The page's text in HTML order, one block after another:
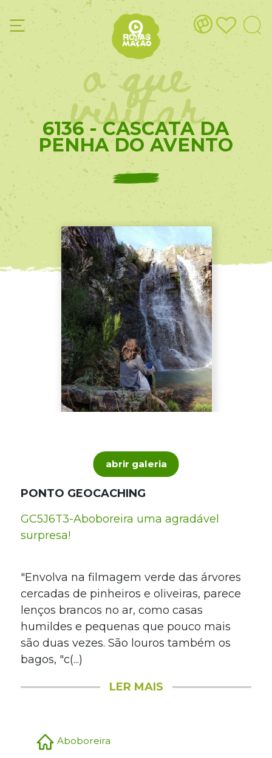
o que
visitar
6136 - CASCATA DA
PENHA DO AVENTO
abrir galeria
PONTO GEOCACHING
GC5J6T3-Aboboreira uma agradável
surpresa!
"Envolva na filmagem verde das árvores
cercadas de pinheiros e oliveiras, parece
lenços brancos no ar, como casas
humildes e pequenas que pouco mais
são duas vezes. São louros também os
bagos, "c(...)
LER MAIS
Aboboreira